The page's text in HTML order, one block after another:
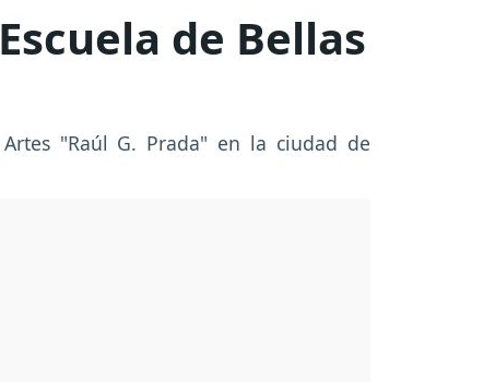
de Bellas
"Raúl G. Prada" en la ciudad de